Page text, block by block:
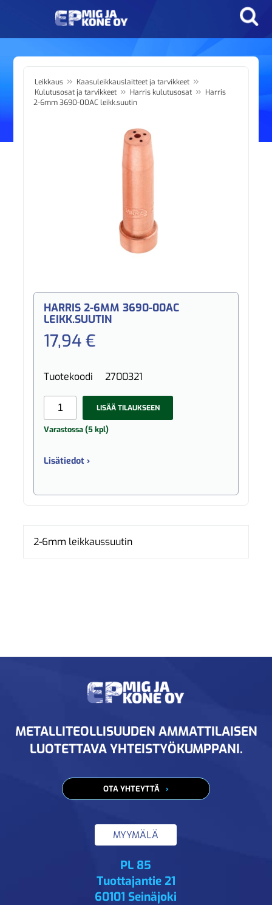
Leikkaus » Kaasuleikkauslaitteet ja tarvikkeet »
Kulutusosat ja tarvikkeet » Harris kulutusosat » Harris
2-6mm 3690-00AC leikk.suutin
HARRIS 2-6MM 3690-00AC
LEIKK.SUUTIN
17,94 €
Tuotekoodi 2700321
LISÄÄ TILAUKSEEN
Varastossa (5 kpl)
Lisätiedot ›
2-6mm leikkaussuutin
METALLITEOLLISUUDEN AMMATTILAISEN
LUOTETTAVA YHTEISTYÖKUMPPANI.
OTA YHTEYTTÄ
MYYMÄLÄ
PL 85
Tuottajantie 21
60101 Seinäjoki